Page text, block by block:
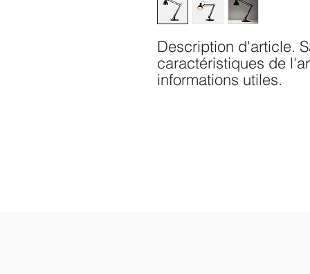
Description d'article.
caractéristiques de
informations utiles.